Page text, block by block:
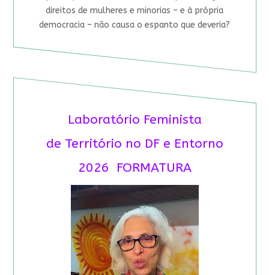
direitos de mulheres e minorias – e à própria
democracia – não causa o espanto que deveria?
Laboratório Feminista
de Território no DF e Entorno
2026 FORMATURA